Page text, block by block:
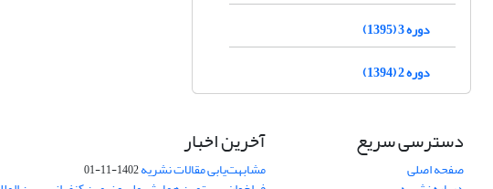
دوره 3 (1395)
دوره 2 (1394)
دسترسی سریع
صفحه اصلی
آخرین اخبار
مشابهت‌یابی مقالات نشریه1402-11-01